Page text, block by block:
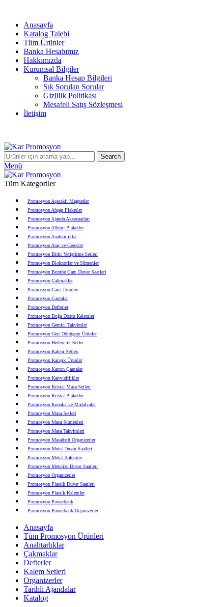
Anasayfa
Katalog Talebi
Tüm Ürünler
Banka Hesabımız
Hakkımızda
Kurumsal Bilgiler
Banka Hesap Bilgileri
Sık Sorulan Sorular
Gizlilik Politikası
Mesafeli Satış Sözleşmesi
İletişim
Search
Menü
Tüm Kategoriler
Promosyon Açacaklı Magnetler
Promosyon Ahşap Plaketler
Promosyon Ajanda Aksesuarları
Promosyon Albüm Plaketler
Promosyon Anahtarlıklar
Promosyon Araç ve Gereçler
Promosyon Bitki Yetiştirme Setleri
Promosyon Bloknotlar ve Sümenler
Promosyon Bombe Cam Duvar Saatleri
Promosyon Çakmaklar
Promosyon Cam Ürünleri
Promosyon Çantalar
Promosyon Defterler
Promosyon Doğa Dostu Kalemler
Promosyon Gemici Takvimler
Promosyon Geri Dönüşüm Ürünler
Promosyon Hediyelik Setler
Promosyon Kalem Setleri
Promosyon Karışık Ürünler
Promosyon Karton Çantalar
Promosyon Kartvizitlikler
Promosyon Kristal Masa Setleri
Promosyon Kristal Plaketler
Promosyon Kupalar ve Madalyalar
Promosyon Masa Setleri
Promosyon Masa Sümenleri
Promosyon Masa Takvimleri
Promosyon Masaüstü Organizerler
Promosyon Metal Duvar Saatleri
Promosyon Metal Kalemler
Promosyon Metalize Duvar Saatleri
Promosyon Organizerler
Promosyon Plastik Duvar Saatleri
Promosyon Plastik Kalemler
Promosyon Powerbank
Promosyon Powerbank Organizerler
Promosyon Şapka
Promosyon Sekreter Bloknotlar
Promosyon Seramik ve Porselen Ürünler
Promosyon Speakerlar
Promosyon Tarihli Ajandalar
Promosyon Teknoloji Ürünleri
Promosyon Telefon Standları
Promosyon Termoslar
Promosyon Tişörtler
Anasayfa
Tüm Promosyon Ürünleri
Anahtarlıklar
Çakmaklar
Defterler
Kalem Setleri
Organizerler
Tarihli Ajandalar
Katalog